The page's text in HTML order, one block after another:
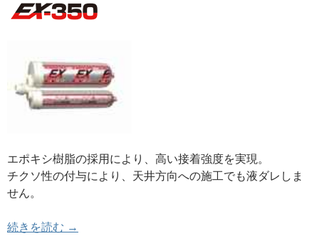
エポキシ樹脂の採用により、高い接着強度を実現。
チクソ性の付与により、天井方向への施工でも液ダレしま
せん。
続きを読む 接着系アンカー 「カートリッジ型」ARケミカ
→